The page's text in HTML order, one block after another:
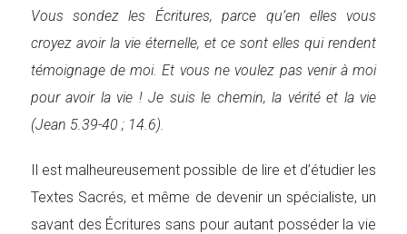
Vous sondez les Écritures, parce qu’en elles vous
croyez avoir la vie éternelle, et ce sont elles qui rendent
témoignage de moi. Et vous ne voulez pas venir à moi
pour avoir la vie ! Je suis le chemin, la vérité et la vie
(Jean 5.39-40 ; 14.6).
Il est malheureusement possible de lire et d’étudier les
Textes Sacrés, et même de devenir un spécialiste, un
savant des Écritures sans pour autant posséder la vie